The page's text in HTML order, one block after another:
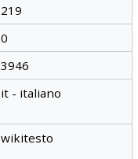
219
0
3946
it - italiano
wikitesto